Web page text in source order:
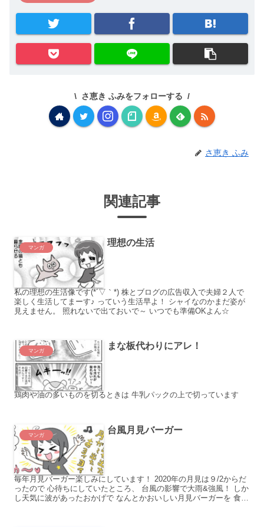
さ恵き ふみをフォローする
さ恵き ふみ
関連記事
マンガ 理想の生活
私の理想の生活像です(*´▽｀*) 株とブログの広告収入で夫婦２人で
楽しく生活してまーす♪ っていう生活早よ！ シャイなのかまだ姿が
見えません。 照れないで出ておいで～ いつでも準備OKよん☆
マンガ まな板代わりにアレ！
鶏肉や油の多いものを切るときは 牛乳パックの上で切っています
マンガ 台風月見バーガー
毎年月見バーガー楽しみにしています！ 2020年の月見は９/2からだ
ったので 心待ちにしていたところ、 台風の影響で大雨&強風！ しか
し天気に波があったおかげで なんとかおいしい月見バーガーを 食べ